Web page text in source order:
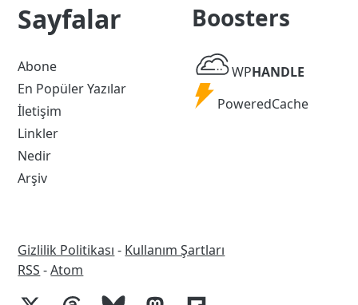
Sayfalar
Abone
En Popüler Yazılar
İletişim
Linkler
Nedir
Arşiv
Boosters
WP
Handle
WPHANDLE
Powered
PoweredCache
Gizlilik Politikası - Kullanım Şartları
RSS
RSS -Atom